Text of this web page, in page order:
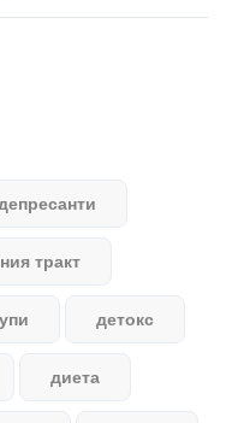
тракт
детокс
диета